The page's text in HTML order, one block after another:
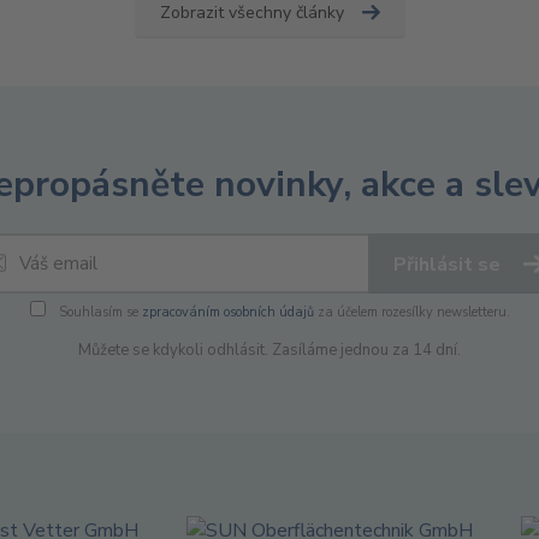
Zobrazit všechny články
novinky, akce a
Souhlasím se zpracováním osobních údajů za účelem rozesílky newsletteru.
Můžete se kdykoli odhlásit. Zasíláme jednou za 14 dní.